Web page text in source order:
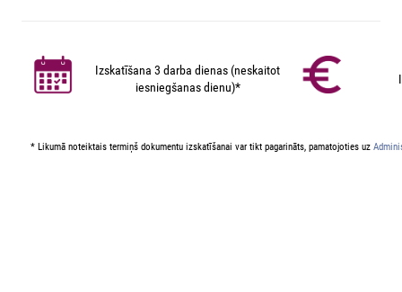
Izskatīšana 3 darba dienas (neskaitot
iesniegšanas dienu)*
* Likumā noteiktais termiņš dokumentu izskatīšanai var tikt pagarināts, pamatojoties uz